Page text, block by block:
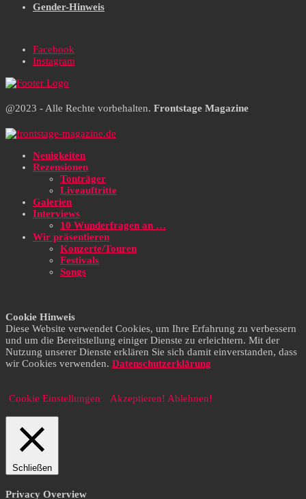
Gender-Hinweis
Facebook
Instagram
@2023 - Alle Rechte vorbehalten. Frontstage Magazine
Neuigkeiten
Rezensionen
Tonträger
Liveauftritte
Galerien
Interviews
10 Wunderfragen an …
Wir präsentieren
Konzerte/Touren
Festivals
Songs
Cookie Hinweis
Diese Website verwendet Cookies, um Ihre Erfahrung zu verbessern
und um die Bereitstellung einiger Dienste zu erleichtern. Mit der
Nutzung unserer Dienste erklären Sie sich damit einverstanden, dass
wir Cookies verwenden. Datenschutzerklärung
Cookie Einstellungen Akzeptieren! Ablehnen!
Schließen
Privacy Overview